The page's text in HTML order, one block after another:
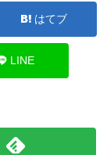
はてブ
LINE